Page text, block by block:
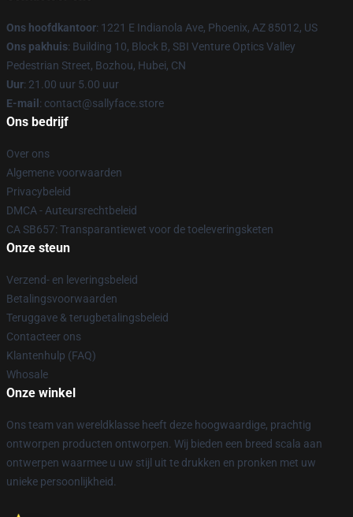
Ons hoofdkantoor: 1221 E Indianola Ave, Phoenix, AZ 85012, US
Ons pakhuis: Building 10, Block B, SBI Venture Optics Valley
Pedestrian Street, Bozhou, Hubei, CN
Uur: 21.00 uur 5.00 uur
E-mail : contact@sallyface.store
Ons bedrijf
Over ons
Algemene voorwaarden
Privacybeleid
DMCA - Auteursrechtbeleid
CA SB657: Transparantiewet voor de toeleveringsketen
Onze steun
Verzend- en leveringsbeleid
Betalingsvoorwaarden
Teruggave & terugbetalingsbeleid
Contacteer ons
Klantenhulp (FAQ)
Whosale
Onze winkel
Ons team van wereldklasse heeft deze hoogwaardige, prachtig
ontworpen producten ontworpen. Wij bieden een breed scala aan
ontwerpen waarmee u uw stijl uit te drukken en pronken met uw
unieke persoonlijkheid.